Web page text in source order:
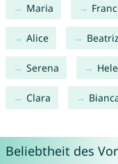
Maria
Alice Beatriz
Serena
Clara
Beliebtheit des